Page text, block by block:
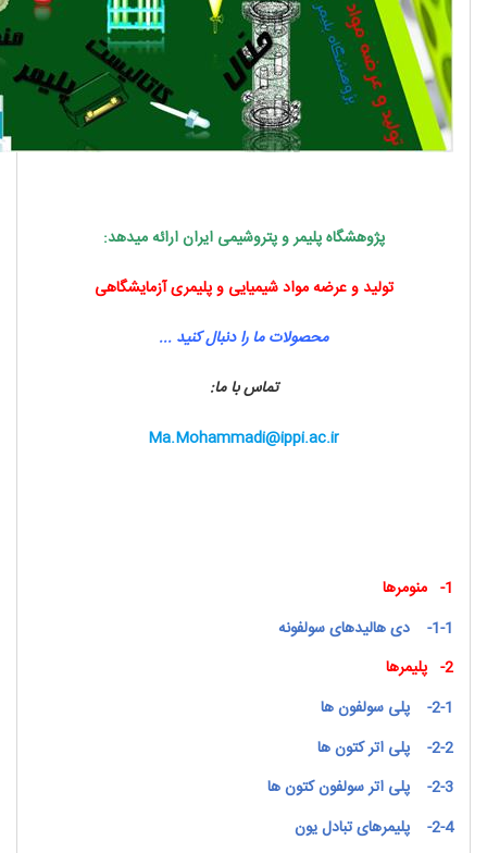
پژوهشگاه پلیمر و پتروشیمی ایران ارائه می­دهد:
تولید و عرضه مواد شیمیایی و پلیمری آزمایشگاهی
محصولات ما را دنبال کنید ...
تماس با ما:
Ma.Mohammadi@ippi.ac.ir
1-
منومرها
1-1-
دی هالیدهای سولفونه
2-
پلیمرها
2-1-
پلی سولفون ها
2-2-
پلی اتر کتون ها
2-3-
پلی اتر سولفون کتون ها
2-4-
پلیمرهای تبادل یون